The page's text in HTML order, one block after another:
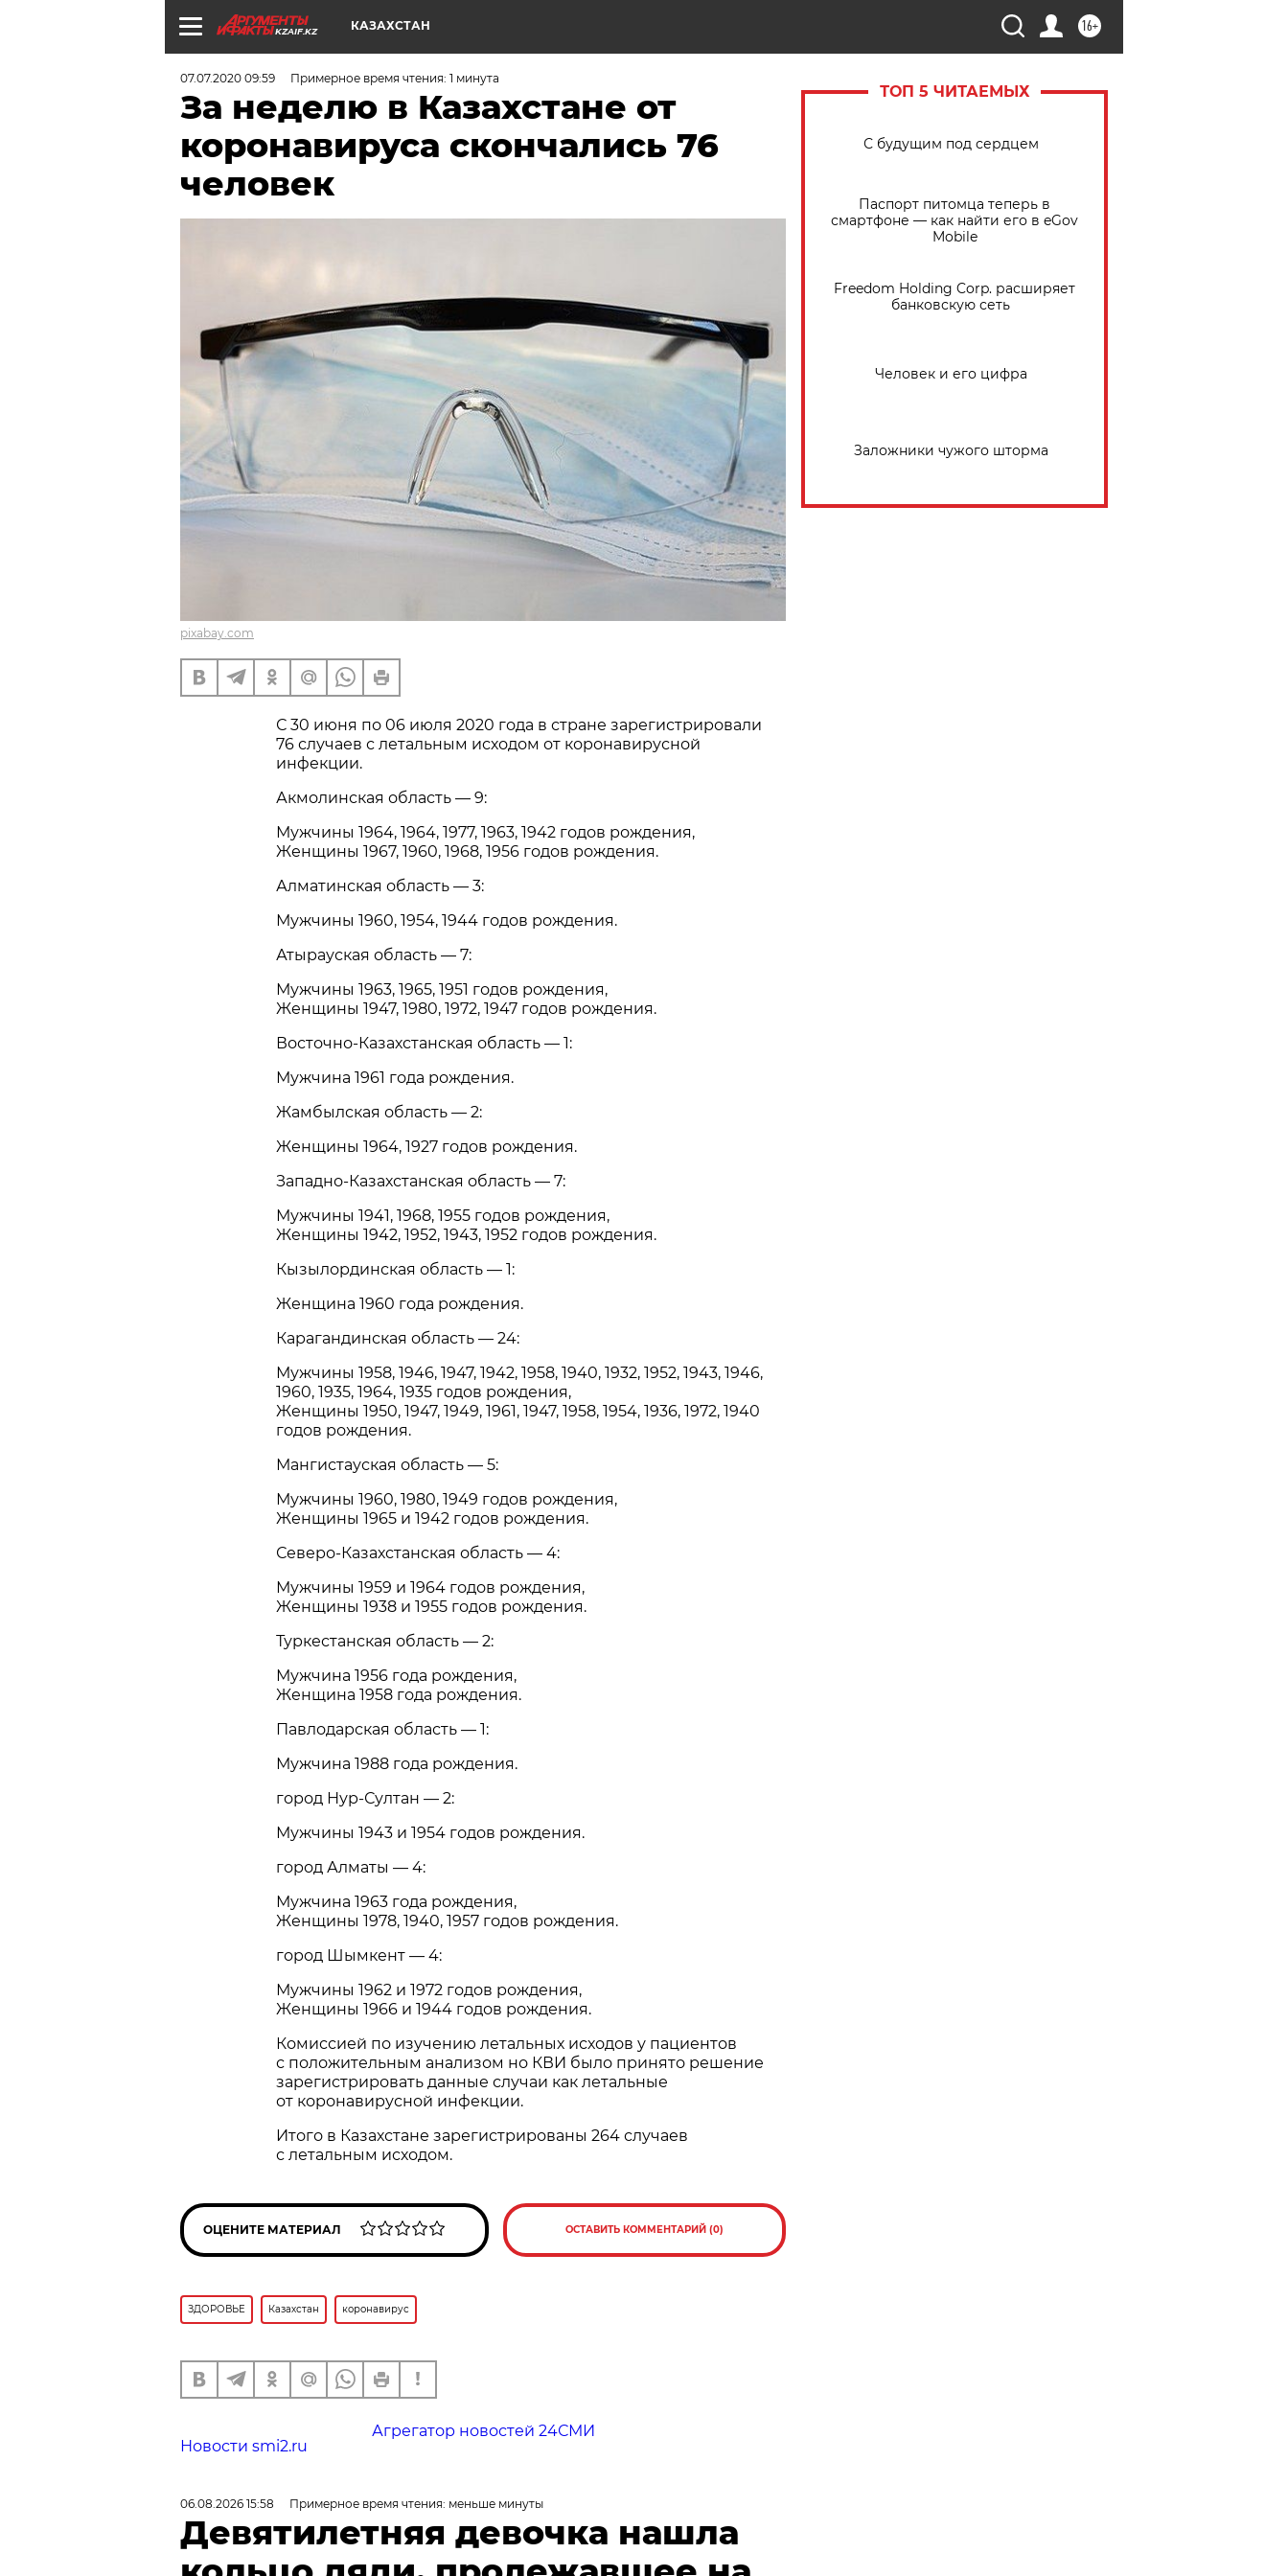
KZAIF.KZ 16+
КАЗАХСТАН
07.07.2020 09:59 Примерное время чтения: 1 минута
За неделю в Казахстане от
коронавируса скончались 76
человек
pixabay.com
С 30 июня по 06 июля 2020 года в стране зарегистрировали
76 случаев с летальным исходом от коронавирусной
инфекции.
Акмолинская область — 9:
Мужчины 1964, 1964, 1977, 1963, 1942 годов рождения,
Женщины 1967, 1960, 1968, 1956 годов рождения.
Алматинская область — 3:
Мужчины 1960, 1954, 1944 годов рождения.
Атырауская область — 7:
Мужчины 1963, 1965, 1951 годов рождения,
Женщины 1947, 1980, 1972, 1947 годов рождения.
Восточно-Казахстанская область — 1:
Мужчина 1961 года рождения.
Жамбылская область — 2:
Женщины 1964, 1927 годов рождения.
Западно-Казахстанская область — 7:
Мужчины 1941, 1968, 1955 годов рождения,
Женщины 1942, 1952, 1943, 1952 годов рождения.
Кызылординская область — 1:
Женщина 1960 года рождения.
Карагандинская область — 24:
Мужчины 1958, 1946, 1947, 1942, 1958, 1940, 1932, 1952, 1943, 1946,
1960, 1935, 1964, 1935 годов рождения,
Женщины 1950, 1947, 1949, 1961, 1947, 1958, 1954, 1936, 1972, 1940
годов рождения.
Мангистауская область — 5:
Мужчины 1960, 1980, 1949 годов рождения,
Женщины 1965 и 1942 годов рождения.
Северо-Казахстанская область — 4:
Мужчины 1959 и 1964 годов рождения,
Женщины 1938 и 1955 годов рождения.
Туркестанская область — 2:
Мужчина 1956 года рождения,
Женщина 1958 года рождения.
Павлодарская область — 1:
Мужчина 1988 года рождения.
город Нур-Султан — 2:
Мужчины 1943 и 1954 годов рождения.
город Алматы — 4:
Мужчина 1963 года рождения,
Женщины 1978, 1940, 1957 годов рождения.
город Шымкент — 4:
Мужчины 1962 и 1972 годов рождения,
Женщины 1966 и 1944 годов рождения.
Комиссией по изучению летальных исходов у пациентов
с положительным анализом но КВИ было принято решение
зарегистрировать данные случаи как летальные
от коронавирусной инфекции.
Итого в Казахстане зарегистрированы 264 случаев
с летальным исходом.
ОЦЕНИТЕ МАТЕРИАЛ ОСТАВИТЬ КОММЕНТАРИЙ (0)
ЗДОРОВЬЕ Казахстан коронавирус
Агрегатор новостей 24СМИ
Новости smi2.ru
ТОП 5 ЧИТАЕМЫХ
С будущим под сердцем
Паспорт питомца теперь в
смартфоне — как найти его в eGov
Mobile
Freedom Holding Corp. расширяет
банковскую сеть
Человек и его цифра
Заложники чужого шторма
06.08.2026 15:58 Примерное время чтения: меньше минуты
Девятилетняя девочка нашла